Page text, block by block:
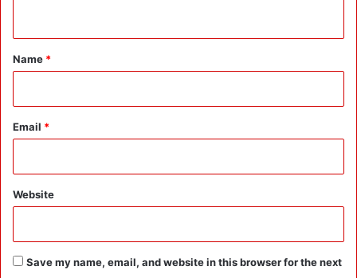
*
Name *
Email *
Website
Save my name, email, and website in this browser for the next